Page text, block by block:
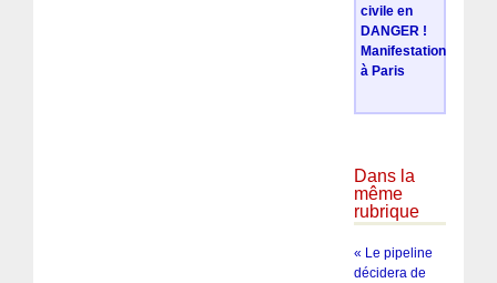
civile en
DANGER !
Manifestation
à Paris
Dans la
même
rubrique
« Le pipeline
décidera de